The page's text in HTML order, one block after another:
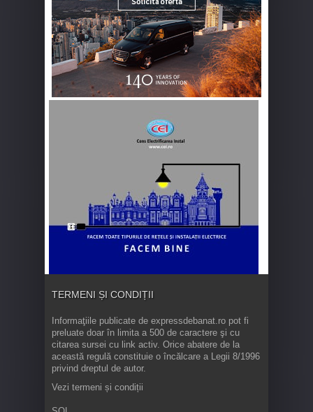
TERMENI ȘI CONDIȚII
Informaţiile publicate de expressdebanat.ro pot fi
preluate doar în limita a 500 de caractere şi cu
citarea sursei cu link activ. Orice abatere de la
această regulă constituie o încălcare a Legii 8/1996
privind dreptul de autor.
Vezi termeni și condiții